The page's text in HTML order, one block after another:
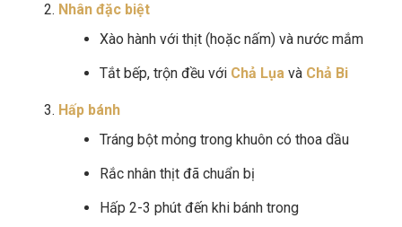
Nhân đặc biệt
Xào hành với thịt (hoặc nấm) và nước mắm
Tắt bếp, trộn đều với Chả Lụavà Chả Bi
Hấp bánh
Tráng bột mỏng trong khuôn có thoa dầu
Rắc nhân thịt đã chuẩn bị
Hấp 2-3 phút đến khi bánh trong